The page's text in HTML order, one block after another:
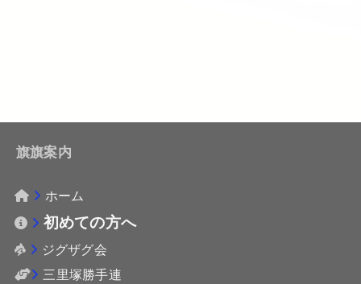
旗旗案内
ホーム
初めての方へ
ジグザグ会
三里塚勝手連